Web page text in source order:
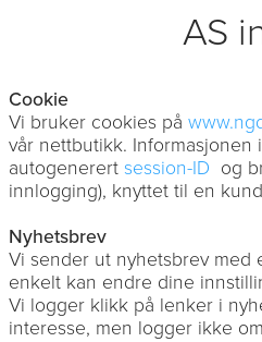
AS
Cookie
Vi bruker cookies på
vår nettbutikk. Informasjonen
autogenerert session-ID og
innlogging), knyttet til en
Nyhetsbrev
Vi sender ut nyhetsbrev med
enkelt kan endre dine
Vi logger klikk på lenker i
interesse, men logger ikke